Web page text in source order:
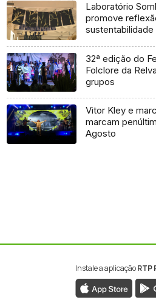
Laboratório
promove
sustentabilidade
32ª edição do
Folclore da
grupos
Vitor Kley e
marcam
Agosto
Instale a aplicaçãoRTP